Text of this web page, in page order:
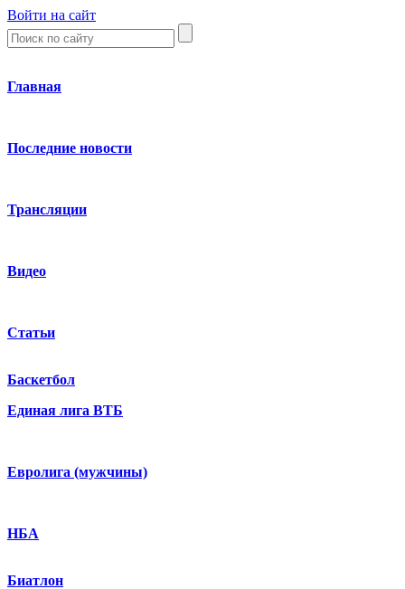
Войти на сайт
Главная
Последние новости
Трансляции
Видео
Статьи
Баскетбол
Единая лига ВТБ
Евролига (мужчины)
НБА
Биатлон